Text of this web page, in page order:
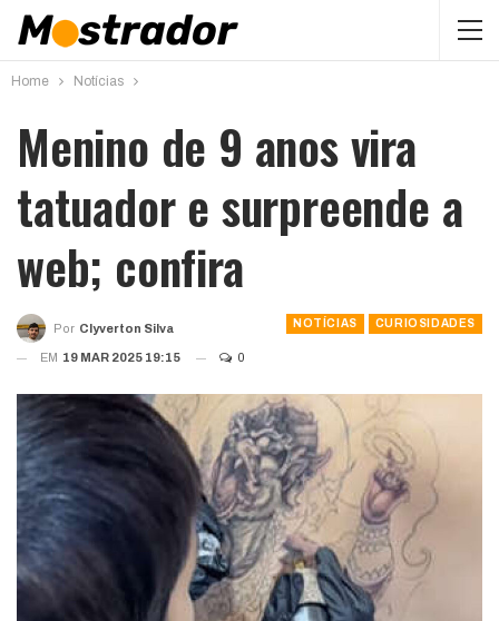
Home Notícias
Menino de 9 anos vira
tatuador e surpreende a
web; confira
NOTÍCIAS CURIOSIDADES
Por Clyverton Silva
EM 19 MAR 2025 19:15 0